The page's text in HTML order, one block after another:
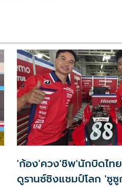
'ก้อง'ควง'ชิพ'นักบิดไท
ดูรานซ์ชิงแชมป์โลก 'ซูซูก